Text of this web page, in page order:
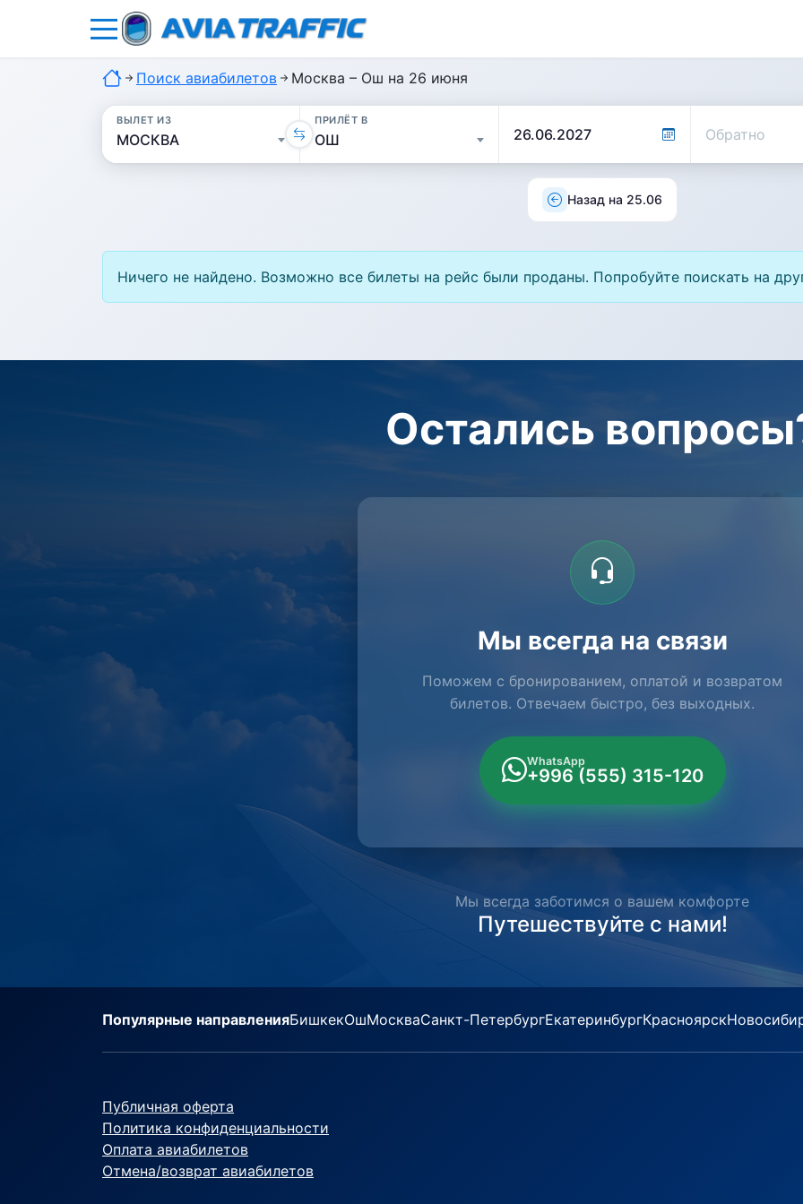
Поиск авиабилетов Москва – Ош на 26 июня
ВЫЛЕТ ИЗ ПРИЛЁТ В
Назад на 25.06
Ничего не найдено. Возможно все билеты на рейс были проданы. Попробуйте поискать на
Остались
Мы всегда на связи
Поможем с бронированием, оплатой и возвратом
билетов. Отвечаем быстро, без выходных.
WhatsApp
+996 (555) 315-120
Мы всегда заботимся о вашем комфорте
Путешествуйте с нами!
Популярные направленияБишкекОшМоскваСанкт-ПетербургЕкатеринбургКрасноярск
Публичная оферта
Политика конфиденциальности
Оплата авиабилетов
Отмена/возврат авиабилетов